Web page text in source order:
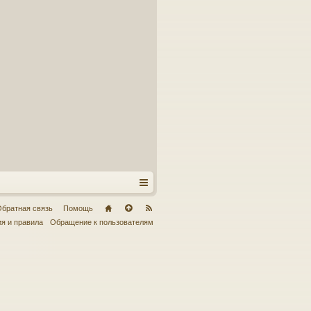
связь
Помощь
и правила
Обращение к пользователям